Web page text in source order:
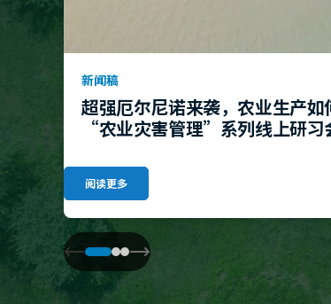
新闻稿
超强厄尔尼诺来袭，农业生产
“农业灾害管理”系列线上研习
阅读更多